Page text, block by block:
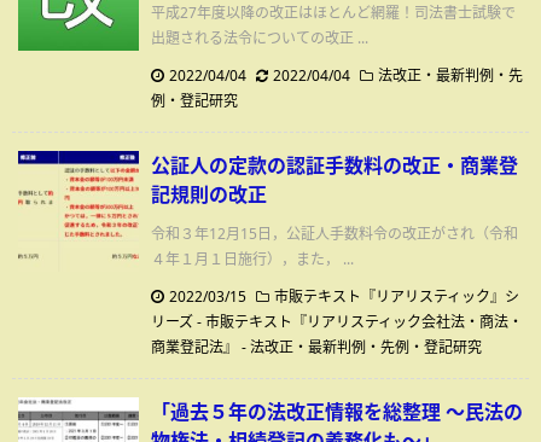
平成27年度以降の改正はほとんど網羅！司法書士試験で
出題される法令についての改正 ...
2022/04/04
2022/04/04
法改正・最新判例・先
例・登記研究
公証人の定款の認証手数料の改正・商業登
記規則の改正
令和３年12月15日，公証人手数料令の改正がされ（令和
４年１月１日施行），また， ...
2022/03/15
市販テキスト『リアリスティック』シ
リーズ - 市販テキスト『リアリスティック会社法・商法・
商業登記法』 -法改正・最新判例・先例・登記研究
「過去５年の法改正情報を総整理 ～民法の